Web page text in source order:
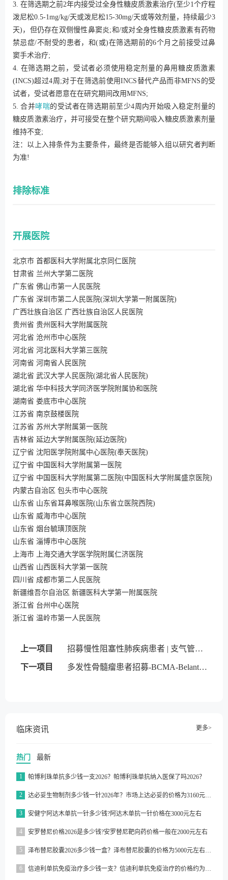
3. 在筛选期之前2年内接受过全身性糖皮质激素治疗(至少1个疗程
泼尼松0.5-1mg/kg/天或泼尼松15-30mg/天或等效剂量，持续最少3
天)，但仍存在双侧慢性鼻窦炎;和/或对全身性糖皮质激素有药物
禁忌症/不耐受的患者，和(或)在筛选期前的6个月之前接受过鼻
窦手术治疗;
4. 在筛选期之前，受试者必须使用稳定剂量的鼻用糖皮质激素
(INCS)超过4周;对于在筛选前使用INCS替代产品而非MFNS的受
试者，受试者愿意在在研究期间改用MFNS;
5. 合并哮喘的受试者在筛选期前至少4周内开始吸入稳定剂量的
糖皮质激素治疗，并可接受在整个研究期间吸入糖皮质激素剂量
维持不变;
注：以上入排条件为主要条件，最终是否能够入组以研究者判断
为准!
排除标准
开展医院
北京市 首都医科大学附属北京同仁医院
甘肃省 兰州大学第二医院
广东省 佛山市第一人民医院
广东省 深圳市第二人民医院(深圳大学第一附属医院)
广西壮族自治区 广西壮族自治区人民医院
贵州省 贵州医科大学附属医院
河北省 沧州市中心医院
河北省 河北医科大学第三医院
河南省 河南省人民医院
湖北省 武汉大学人民医院(湖北省人民医院)
湖北省 华中科技大学同济医学院附属协和医院
湖南省 娄底市中心医院
江苏省 南京鼓楼医院
江苏省 苏州大学附属第一医院
吉林省 延边大学附属医院(延边医院)
辽宁省 沈阳医学院附属中心医院(奉天医院)
辽宁省 中国医科大学附属第一医院
辽宁省 中国医科大学附属第二医院(中国医科大学附属盛京医院)
内蒙古自治区 包头市中心医院
山东省 山东省耳鼻喉医院(山东省立医院西院)
山东省 威海市中心医院
山东省 烟台毓璜顶医院
山东省 淄博市中心医院
上海市 上海交通大学医学院附属仁济医院
山西省 山西医科大学第一医院
四川省 成都市第二人民医院
新疆维吾尔自治区 新疆医科大学第一附属医院
浙江省 台州中心医院
浙江省 温岭市第一人民医院
上一项目 招募慢性阻塞性肺疾病患者 | 支气管内活瓣
下一项目 多发性骨髓瘤患者招募-BCMA-Belantamab mafodotin
临床资讯 更多>
热门 最新
1 帕博利珠单抗多少钱一支2026？帕博利珠单抗纳入医保了吗2026？
2 达必妥生物制剂多少钱一针2026年？市场上达必妥的价格为3160元/支左右
3 安健宁阿达木单抗一针多少钱?阿达木单抗一针价格在3000元左右
4 安罗替尼价格2026是多少钱?安罗替尼靶向药价格一般在2000元左右
5 泽布替尼胶囊2026多少钱一盒？泽布替尼胶囊的价格为5000元左右一盒
6 信迪利单抗免疫治疗多少钱一支？信迪利单抗免疫治疗的价格约为2843元一支